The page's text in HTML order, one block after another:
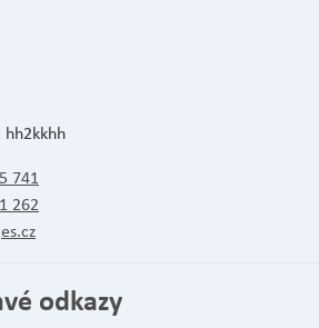
hh2kkhh
741
262
odkazy